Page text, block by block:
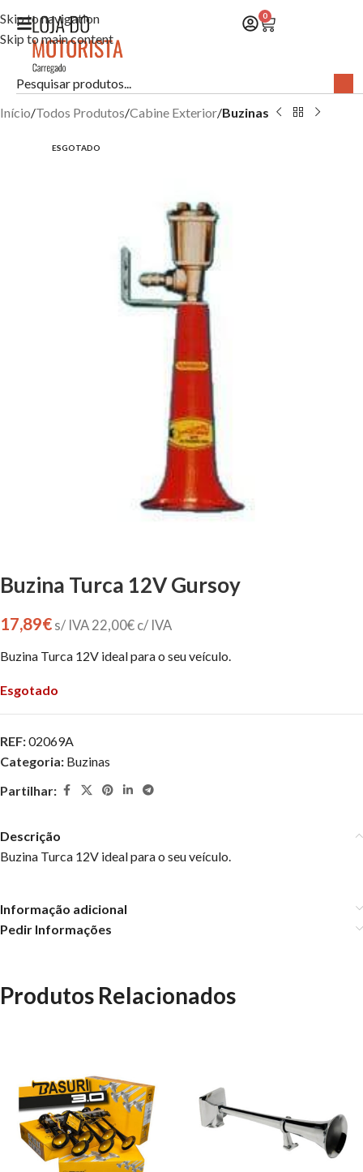
Skip to navigation
Skip to main content
0
Início Todos Produtos Cabine Exterior Buzinas
ESGOTADO
Buzina Turca 12V Gursoy
17,89€ s/ IVA 22,00€ c/ IVA
Buzina Turca 12V ideal para o seu veículo.
Esgotado
REF:02069A
Categoria: Buzinas
Partilhar:
Descrição
Buzina Turca 12V ideal para o seu veículo.
Informação adicional
Pedir Informações
Produtos Relacionados